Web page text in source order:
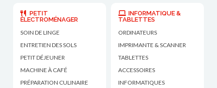
PETIT
ÉLECTROMÉNAGER
SOIN DE LINGE
ENTRETIEN DES SOLS
PETIT DÉJEUNER
MACHINE À CAFÉ
PRÉPARATION CULINAIRE
INFORMATIQUE &
TABLETTES
ORDINATEURS
IMPRIMANTE & SCANNER
TABLETTES
ACCESSOIRES
INFORMATIQUES